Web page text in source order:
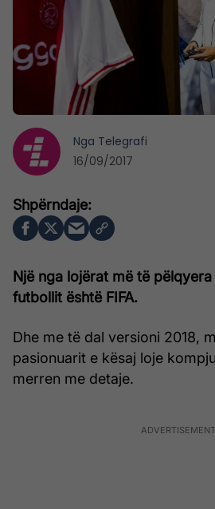
Një nga lojërat më të
futbollit është FIFA.
Dhe me të dal versioni 2018,
pasionuarit e kësaj loje
merren me detaje.
Nga Telegrafi
16/09/2017